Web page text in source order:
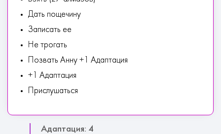
Дать пощечину
Записать ее
Не трогать
Позвать Анну +1 Адаптация
+1 Адаптация
Прислушаться
Адаптация: 4